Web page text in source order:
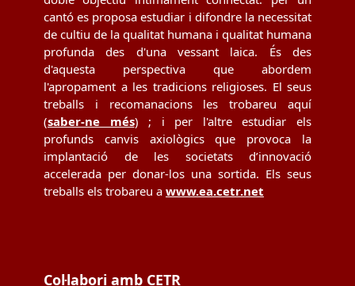
cantó es proposa estudiar i difondre la necessitat
de cultiu de la qualitat humana i qualitat humana
profunda des d'una vessant laica. És des
d'aquesta perspectiva que abordem
l'apropament a les tradicions religioses. El seus
treballs i recomanacions les trobareu aquí
(saber-ne més) ; i per l'altre estudiar els
profunds canvis axiològics que provoca la
implantació de les societats d’innovació
accelerada per donar-los una sortida. Els seus
treballs els trobareu a www.ea.cetr.net
Col·labori amb CETR